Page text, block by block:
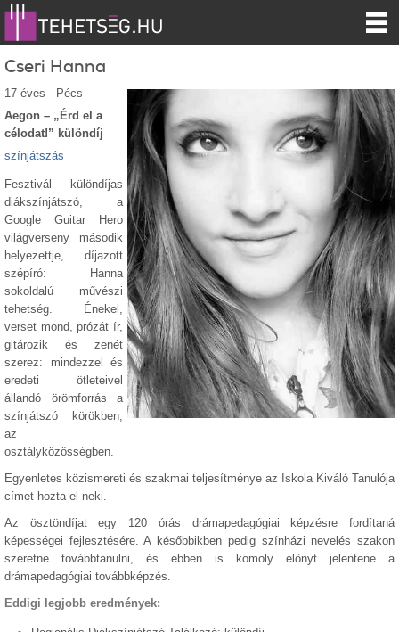
Cseri Hanna
17 éves - Pécs
Aegon – „Érd el a
célodat!” különdíj
színjátszás
Fesztivál különdíjas
diákszínjátszó, a
Google Guitar Hero
világverseny második
helyezettje, díjazott
szépíró: Hanna
sokoldalú művészi
tehetség. Énekel,
verset mond, prózát ír,
gitározik és zenét
szerez: mindezzel és
eredeti ötleteivel
állandó örömforrás a
színjátszó körökben,
az
osztályközösségben.
Egyenletes közismereti és szakmai teljesítménye az Iskola Kiváló Tanulója
címet hozta el neki.
Az ösztöndíjat egy 120 órás drámapedagógiai képzésre fordítaná
képességei fejlesztésére. A későbbikben pedig színházi nevelés szakon
szeretne továbbtanulni, és ebben is komoly előnyt jelentene a
drámapedagógiai továbbképzés.
Eddigi legjobb eredmények: